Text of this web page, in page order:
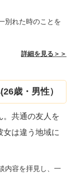
別れた時のことを
詳細を見る＞＞
歳・男性）
。共通の友人を
女は違う地域に
内容を拝見し、一